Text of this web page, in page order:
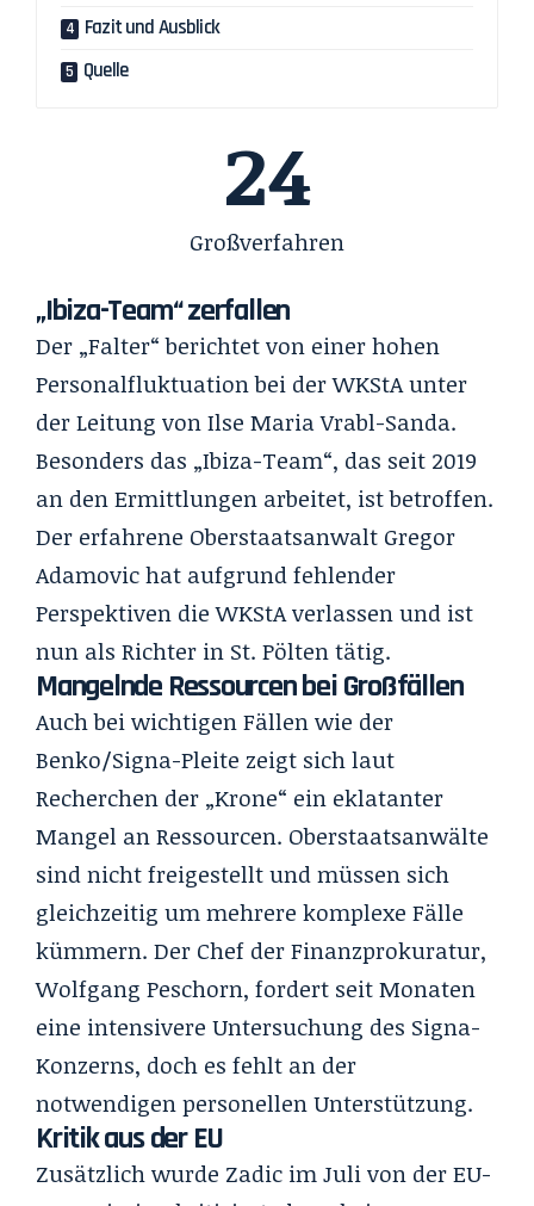
Fazit und Ausblick
Quelle
Großverfahren
35
„Ibiza-Team“ zerfallen
Der „Falter“ berichtet von einer hohen
Personalfluktuation bei der WKStA unter
der Leitung von Ilse Maria Vrabl-Sanda.
Besonders das „Ibiza-Team“, das seit 2019
an den Ermittlungen arbeitet, ist betroffen.
Der erfahrene Oberstaatsanwalt Gregor
Adamovic hat aufgrund fehlender
Perspektiven die WKStA verlassen und ist
nun als Richter in St. Pölten tätig.
Mangelnde Ressourcen bei Großfällen
Auch bei wichtigen Fällen wie der
Benko/Signa-Pleite zeigt sich laut
Recherchen der „Krone“ ein eklatanter
Mangel an Ressourcen. Oberstaatsanwälte
sind nicht freigestellt und müssen sich
gleichzeitig um mehrere komplexe Fälle
kümmern. Der Chef der Finanzprokuratur,
Wolfgang Peschorn, fordert seit Monaten
eine intensivere Untersuchung des Signa-
Konzerns, doch es fehlt an der
notwendigen personellen Unterstützung.
Kritik aus der EU
Zusätzlich wurde Zadic im Juli von der EU-